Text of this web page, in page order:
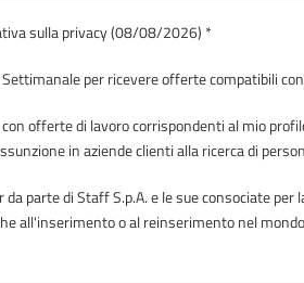
sulla privacy (08/08/2026) *
Settimanale per ricevere offerte compatibili
offerte di lavoro corrispondenti al mio
in aziende clienti alla ricerca di
parte di Staff S.p.A. e le sue consociate
all'inserimento o al reinserimento nel